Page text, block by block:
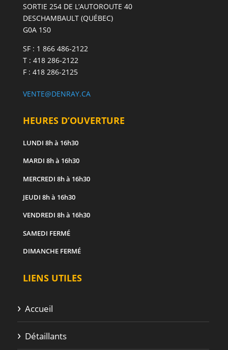
SORTIE 254 DE L’AUTOROUTE 40
DESCHAMBAULT (QUÉBEC)
G0A 1S0
SF : 1 866 486-2122
T : 418 286-2122
F : 418 286-2125
VENTE@DENRAY.CA
HEURES D’OUVERTURE
LUNDI 8h à 16h30
MARDI 8h à 16h30
MERCREDI 8h à 16h30
JEUDI 8h à 16h30
VENDREDI 8h à 16h30
SAMEDI FERMÉ
DIMANCHE FERMÉ
LIENS UTILES
Accueil
Détaillants